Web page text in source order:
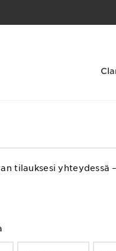
tilauksesi yhteydessä